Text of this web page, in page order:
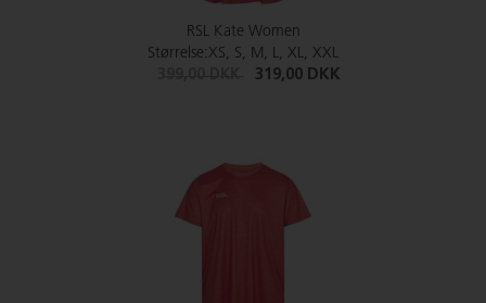
RSL Kate Women
Størrelse:XS, S, M, L, XL, XXL
319,00 DKK